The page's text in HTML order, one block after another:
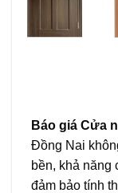
Báo giá Cửa
Đồng Nai
bền, khả năng
đảm bảo tính